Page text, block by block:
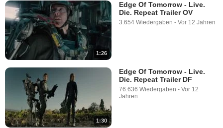
1:26
Edge Of Tomorrow - Live.
Die. Repeat Trailer OV
3.654 Wiedergaben - Vor 12 Jahren
1:30
Edge Of Tomorrow - Live.
Die. Repeat Trailer DF
76.636 Wiedergaben - Vor 12
Jahren